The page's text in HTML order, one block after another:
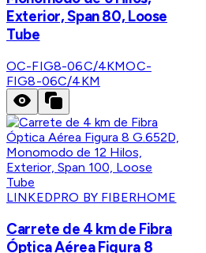
Exterior, Span 80, Loose
Tube
OC-FIG8-06C/4KMOC-
FIG8-06C/4KM
LINKEDPRO BY FIBERHOME
Carrete de 4 km de Fibra
Óptica Aérea Figura 8